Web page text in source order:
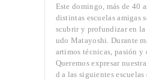
Este domingo, más de 40
distintas escuelas amigas
scubrir y profundizar en
udo Matayoshi. Durante
artimos técnicas, pasión y
Queremos expresar
d a las siguientes